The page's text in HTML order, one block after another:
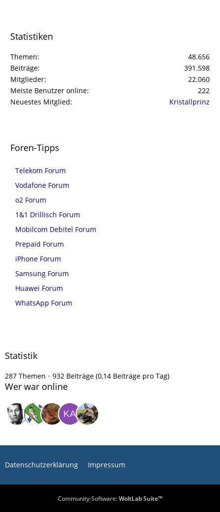
Statistiken
Themen
48.656
Beiträge
391.598
Mitglieder
22.060
Meiste Benutzer online
222
Neuestes Mitglied
Kristallprinz
Foren-Tipps
Telekom Forum
Vodafone Forum
o2 Forum
1&1 Drillisch Forum
Mobilcom Debitel Forum
Prepaid Forum
iPhone Forum
Samsung Forum
Huawei Forum
WhatsApp Forum
Statistik
287 Themen 932 Beiträge (0,14 Beiträge pro Tag)
Wer war online
Datenschutzerklärung Impressum
Community-Software:WoltLab Suite™